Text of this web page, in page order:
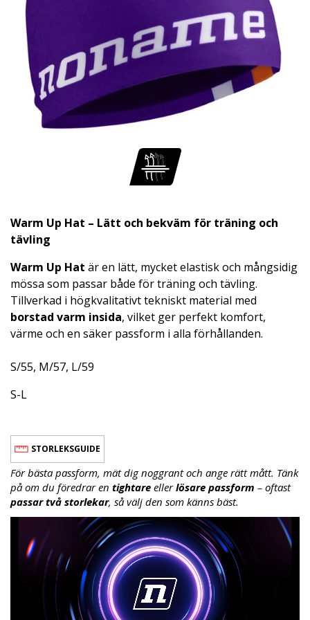
Warm Up Hat – Lätt och bekväm för träning och
tävling
Warm Up Hat är en lätt, mycket elastisk och mångsidig
mössa som passar både för träning och tävling.
Tillverkad i högkvalitativt tekniskt material med
borstad varm insida, vilket ger perfekt komfort,
värme och en säker passform i alla förhållanden.
S/55, M/57, L/59
S-L
STORLEKSGUIDE
För bästa passform, mät dig noggrant och ange rätt mått. Tänk
på om du föredrar en tightare ellerlösare passform – oftast
passar två storlekar, så välj den som känns bäst.